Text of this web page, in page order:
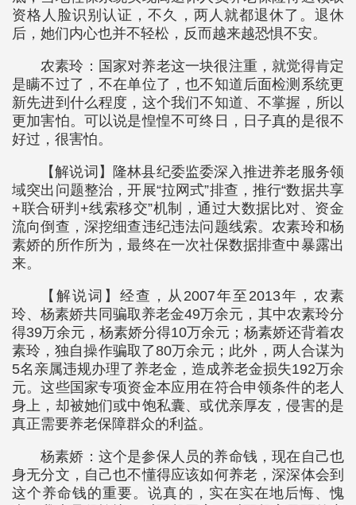
资格人脸识别认证，不久，两人就都退休了。退休
后，她们内心也并不轻松，反而越来越恐惧不安。
农素玲：国家对养老这一块很注重，就觉得肯定
是瞒不过了，不在单位了，也不知道后面检测系统更
新先进到什么程度，这个我们不知道、不掌握，所以
更加害怕。可以说是惶惶不可终日，日子真的是很不
好过，很害怕。
【解说词】隆林县纪委监委深入推进养老服务领
域突出问题整治，开展“拉网式”排查，推行“数据共享
+联合研判+线索移交”机制，通过大数据比对、资金
流向倒查，深挖细查违纪违法问题线索。农素玲和杨
素娇的所作所为，最终在一次社保数据排查中暴露出
来。
【解说词】经查，从2007年至2013年，农素
玲、杨素娇共同骗取养老金49万余元，其中农素玲分
得39万余元，杨素娇分得10万余元；杨素娇还背着农
素玲，独自操作骗取了80万余元；此外，两人合谋为
5名亲属违规办理了养老金，造成养老金损失192万余
元。这些国家专项资金本应用在符合申领条件的老人
身上，却被她们或中饱私囊、或优亲厚友，侵害的是
真正需要养老保障群众的利益。
杨素娇：这个是参保人员的养命钱，现在自己也
身无分文，自己也不懂得应该如何养老，深深体会到
这个养命钱的重要。说真的，实在实在地后悔、愧